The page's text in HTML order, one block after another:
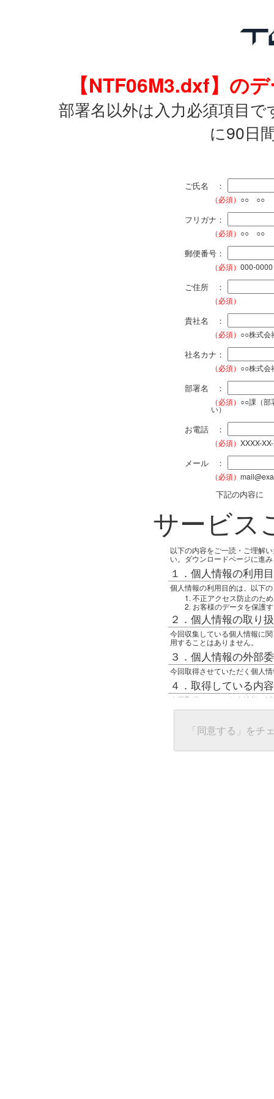
【NTF06M3.dxf】の
部署名以外は入力必須項目
に90日
ご氏名 ：
（必須） ○○ ○○
フリガナ：
（必須） ○○ ○○
郵便番号：
（必須） 000-0000
ご住所 ：
（必須）
貴社名 ：
（必須） ○○株式会
社名カナ：
（必須） ○○株式会
部署名 ：
（必須） ○○課（部
い）
お電話 ：
（必須） XXXX-
メール ：
（必須）
下記の内容に
サービス
以下の内容をご一読・ご理解
い。ダウンロードページに進
１．個人情報の利用
個人情報の利用目的は、以下
不正アクセス防止のため
お客様のデータを保護
２．個人情報の取り
今回収集している個人情報に
用することはありません。
３．個人情報の外部
今回取得させていただく個人
４．取得している内
今回取得している個人情報は
任意の名前
グローバルIPアドレス
接続ホスト情報
５．個人情報に関す
「同意する」をチ